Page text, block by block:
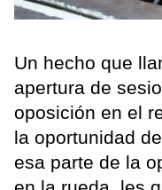
Un hecho que
apertura de
oposición en el
la oportunidad
esa parte de la